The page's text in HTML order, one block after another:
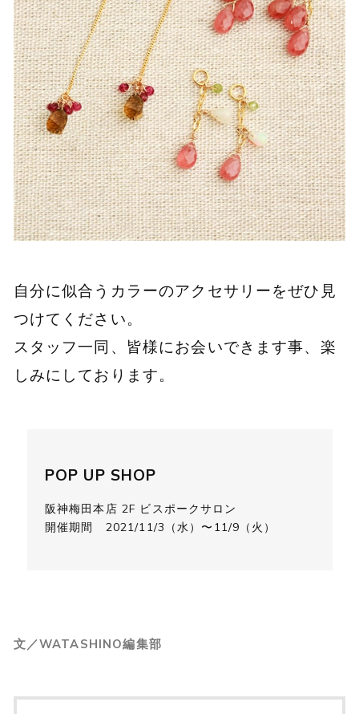
自分に似合うカラーのアクセサリーをぜひ見
つけてください。
スタッフ一同、皆様にお会いできます事、楽
しみにしております。
POP UP SHOP
阪神梅田本店 2F ビスポークサロン
開催期間 2021/11/3（水）〜11/9（火）
文／WATASHINO編集部